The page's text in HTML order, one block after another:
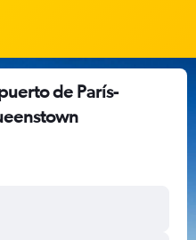
de París-